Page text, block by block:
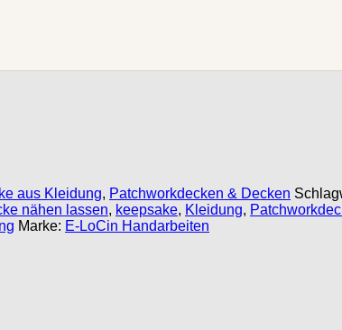
aus Kleidung, Patchworkdecken & Decken
nähen lassen, keepsake, Kleidung,
Marke: E-LoCin Handarbeiten